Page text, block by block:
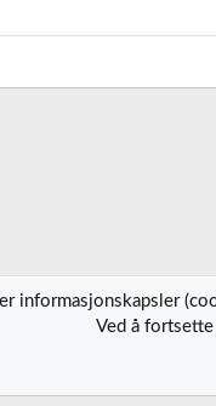
informasjonskapsler
Ved å